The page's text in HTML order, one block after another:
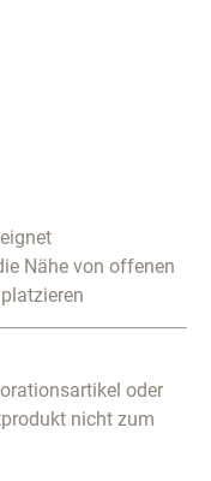
Nähe von offenen
oder
nicht zum